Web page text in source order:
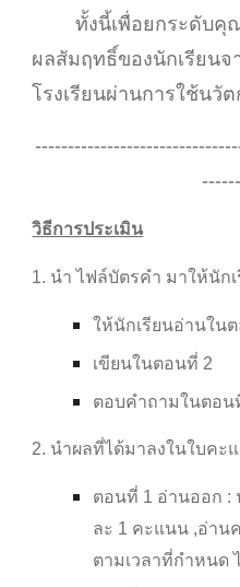
ทั้งนี้เพื่อยกระดับคุ
ผลสัมฤทธิ์ของนักเรียนจ
โรงเรียนผ่านการใช้นวั
วิธีการประเมิน
1. นำ ไฟล์บัตรคำ มาให้นัก
ให้นักเรียนอ่านใน
เขียนในตอนที่ 2
ตอบคำถามในตอน
2. นำผลที่ได้มาลงในใบคะ
ตอนที่ 1 อ่านออก :
ละ 1 คะแนน ,อ่าน
ตามเวลาที่กำหนด